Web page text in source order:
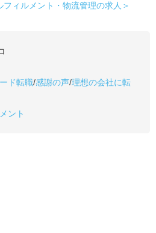
ィルメント・物流管理の求人＞
ド転職/感謝の声/理想の会社に転
ント